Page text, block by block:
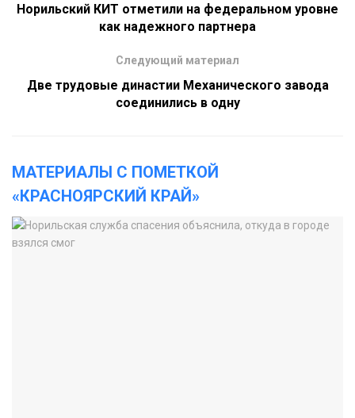
Норильский КИТ отметили на федеральном уровне
как надежного партнера
Следующий материал
Две трудовые династии Механического завода
соединились в одну
МАТЕРИАЛЫ С ПОМЕТКОЙ
«КРАСНОЯРСКИЙ КРАЙ»